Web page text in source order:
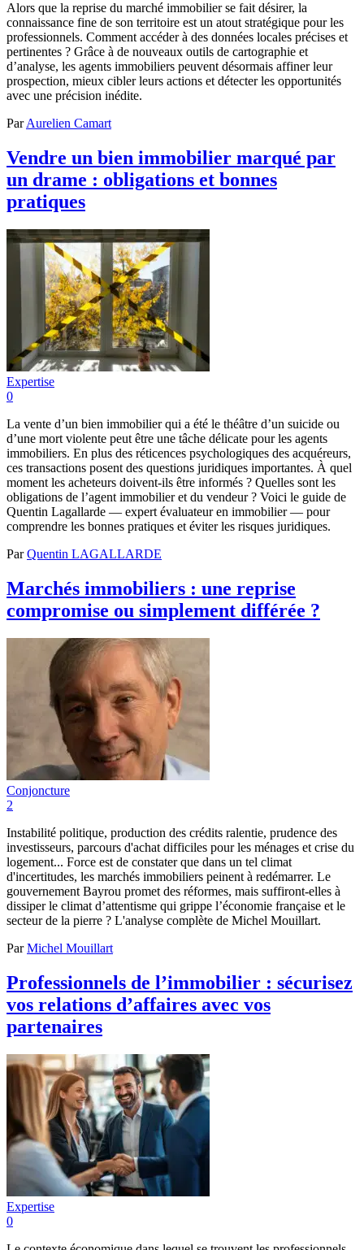
Alors que la reprise du marché immobilier se fait désirer, la
connaissance fine de son territoire est un atout stratégique pour les
professionnels. Comment accéder à des données locales précises et
pertinentes ? Grâce à de nouveaux outils de cartographie et
d’analyse, les agents immobiliers peuvent désormais affiner leur
prospection, mieux cibler leurs actions et détecter les opportunités
avec une précision inédite.
ParAurelien Camart
Vendre un bien immobilier marqué par
un drame : obligations et bonnes
pratiques
Expertise
0
La vente d’un bien immobilier qui a été le théâtre d’un suicide ou
d’une mort violente peut être une tâche délicate pour les agents
immobiliers. En plus des réticences psychologiques des acquéreurs,
ces transactions posent des questions juridiques importantes. À quel
moment les acheteurs doivent-ils être informés ? Quelles sont les
obligations de l’agent immobilier et du vendeur ? Voici le guide de
Quentin Lagallarde — expert évaluateur en immobilier — pour
comprendre les bonnes pratiques et éviter les risques juridiques.
ParQuentin LAGALLARDE
Marchés immobiliers : une reprise
compromise ou simplement différée ?
Conjoncture
2
Instabilité politique, production des crédits ralentie, prudence des
investisseurs, parcours d'achat difficiles pour les ménages et crise du
logement... Force est de constater que dans un tel climat
d'incertitudes, les marchés immobiliers peinent à redémarrer. Le
gouvernement Bayrou promet des réformes, mais suffiront-elles à
dissiper le climat d’attentisme qui grippe l’économie française et le
secteur de la pierre ? L'analyse complète de Michel Mouillart.
ParMichel Mouillart
Professionnels de l’immobilier : sécurisez
vos relations d’affaires avec vos
partenaires
Expertise
0